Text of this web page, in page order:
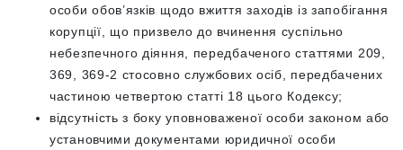
особи обов’язків щодо вжиття заходів із запобігання
корупції, що призвело до вчинення суспільно
небезпечного діяння, передбаченого статтями 209,
369, 369-2 стосовно службових осіб, передбачених
частиною четвертою статті 18 цього Кодексу;
відсутність з боку уповноваженої особи законом або
установчими документами юридичної особи